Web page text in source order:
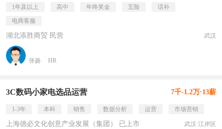
1年及以上 高中 年终奖金 五险
话补
电商客服
湖北添胜商贸 民营 武汉
张扬 HR
3C数码小家电选品运营 7千-1.2万·13薪
1-3年 本科 销售 数据分析 运营 市场营销
上海德必文化创意产业发展（集团） 已上市 武汉·江岸区